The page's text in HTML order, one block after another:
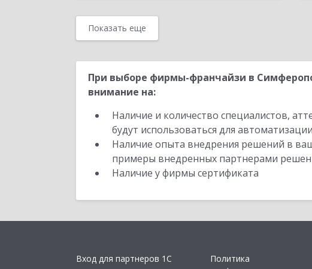
Показать еще
При выборе фирмы-франчайзи в
внимание на:
Наличие и количество специалистов,
будут использоваться для
Наличие опыта внедрения решений в
примеры внедренных партнерами
Наличие у фирмы сертификата
Вход для партнеров 1С
Политика